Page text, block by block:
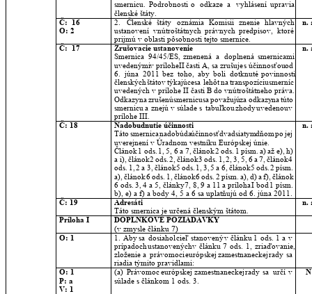
smernicu. Podrobnosti o odkaze a vyhlásení upravia
členské štáty.
Č:  16
O: 2
2. Členské štáty oznámia Komisii znenie
hlavných
ustanovení vnútroštátnych právnych predpisov,
ktoré
prijmú v oblasti pôsobnosti tejto smernice.
n.
Č:  17
Zrušovacie ustanovenie
Smernica 94/45/ES, zmenená a doplnená smernicami
uvedenýmiv príloheII časti A, sa zrušujes účinnosťouod
6.
júna 2011 bez toho, aby boli dotknuté povinnosti
členskýchštátov týkajúcesa lehôt na transpozíciusmerníc
uvedených v prílohe II časti B do vnútroštátneho práva.
Odkazyna zrušenúsmernicusa považujúza odkazyna túto
smernicu a znejú v súlade s tabuľkouzhodyuvedenouv
prílohe III.
n.
Č: 18
Nadobudnutie účinnosti
Táto smernicanadobúdaúčinnosťdvadsiatymdňompo jej
uverejnení v Úradnom vestníku Európskej únie.
Článok1 ods. 1, 5, 6 a 7, článok2 ods. 1 písm. a) až e), h)
a i), článok2 ods. 2, článok3 ods. 1, 2, 3, 5, 6 a 7, článok4
ods. 1, 2 a 3, článok5 ods. 1, 3, 5 a 6, článok5 ods.2 písm.
a), článok6 ods. 1, článok6 ods. 2 písm. a), d) a f), článok
6 ods. 3, 4 a 5, články7, 8, 9 a 11 a prílohaI bod 1 písm.
b), e) a f) a body 4, 5 a 6 sa uplatňujú od 6. júna 2011.
n.
Č: 19
Adresáti
Táto smernica je určená členským štátom.
n.
Príloha I
DOPLNKOVÉ POŽIADAVKY
(v zmysle článku 7)
O: 1
1. Aby sa dosiaholcieľ stanovenýv článku 1 ods. 1 a v
prípadochustanovenýchv článku 7 ods. 1,
zriaďovanie,
zloženie a právomoci európskej zamestnaneckej rady sa
riadia týmito pravidlami:
O: 1
P: a
V: 1
(a) Právomoc európskej zamestnaneckejrady sa určí v
súlade s článkom 1 ods. 3.
N